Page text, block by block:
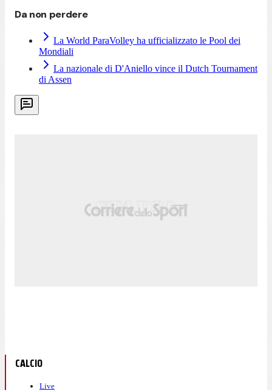
Da non perdere
La World ParaVolley ha ufficializzato le Pool dei
Mondiali
La nazionale di D'Aniello vince il Dutch Tournament
di Assen
CALCIO
Live